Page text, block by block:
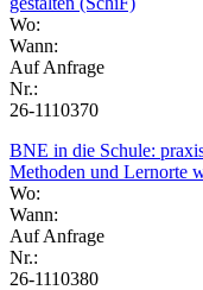
Wo:
Wann:
Auf Anfrage
Nr.:
26-1110370
BNE in die Schule:
Methoden und Lernorte
Wo:
Wann:
Auf Anfrage
Nr.:
26-1110380